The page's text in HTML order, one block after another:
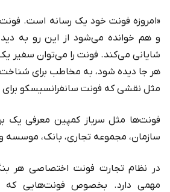
«امروزه فونت خود یک رسانه است.
و هم خوانده می‌شود از این رو به
شایانی می‌کند. فونت را می‌توان سفیر
هر جا دیده شود، به مخاطب برای
مثل نقشی که فونت سانفرانسیسکو برای
فونت‌ها مثل سرباز کمپین معرفی یک
سازمان، مجموعه تجاری، بانک،
در نظام تجارت فونت اختصاصی هر
مهمی دارد. بخصوص فونت‌هایی که